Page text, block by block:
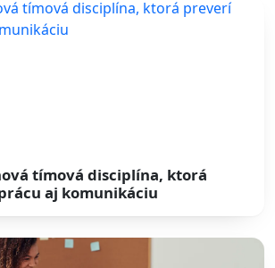
tímová disciplína, ktorá
aj komunikáciu